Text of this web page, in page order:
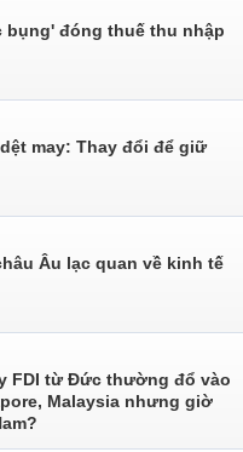
bụng' đóng thuế thu nhập
may: Thay đổi để giữ
Âu lạc quan về kinh tế
FDI từ Đức thường đổ vào
Malaysia nhưng giờ